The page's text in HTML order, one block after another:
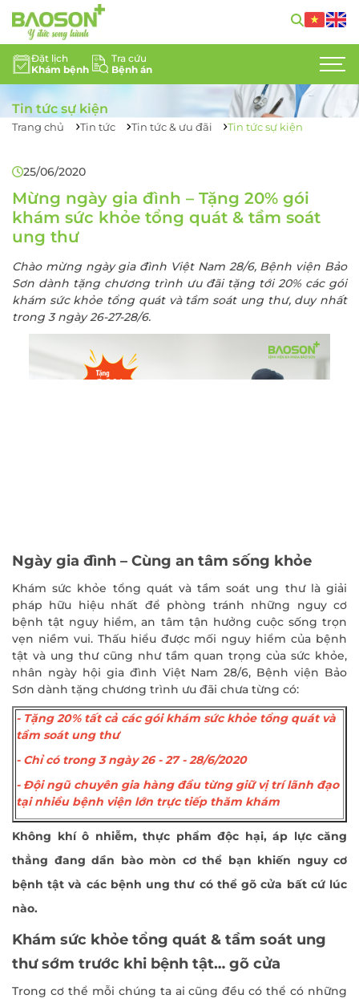
Đặt lịch
Khám bệnh
Tra cứu
Bệnh án
GIỚI THIỆU
CHUYÊN KHOA
ĐỘI NGŨ CHUYÊN GIA
TIN TỨC
HỖ TRỢ KHÁCH HÀNG
LIÊN HỆ
Tin tức sự kiện
Trang chủ Tin tức Tin tức & ưu đãi Tin tức sự kiện
25/06/2020
Mừng ngày gia đình – Tặng 20% gói
khám sức khỏe tổng quát & tầm soát
ung thư
Chào mừng ngày gia đình Việt Nam 28/6, Bệnh viện Bảo
Sơn dành tặng chương trình ưu đãi tặng tới 20% các gói
khám sức khỏe tổng quát và tầm soát ung thư, duy nhất
trong 3 ngày 26-27-28/6.
Ngày gia đình – Cùng an tâm sống khỏe
Khám sức khỏe tổng quát và tầm soát ung thư là giải
pháp hữu hiệu nhất để phòng tránh những nguy cơ
bệnh tật nguy hiểm, an tâm tận hưởng cuộc sống trọn
vẹn niềm vui. Thấu hiểu được mối nguy hiểm của bệnh
tật và ung thư cũng như tầm quan trọng của sức khỏe,
nhân ngày hội gia đình Việt Nam 28/6, Bệnh viện Bảo
Sơn dành tặng chương trình ưu đãi chưa từng có:
- Tặng 20% tất cả các gói khám sức khỏe tổng quát và
tầm soát ung thư
- Chỉ có trong 3 ngày 26 - 27 - 28/6/2020
- Đội ngũ chuyên gia hàng đầu từng giữ vị trí lãnh đạo
tại nhiều bệnh viện lớn trực tiếp thăm khám
Không khí ô nhiễm, thực phẩm độc hại, áp lực căng
thẳng đang dần bào mòn cơ thể bạn khiến nguy cơ
bệnh tật và các bệnh ung thư có thể gõ cửa bất cứ lúc
nào.
Khám sức khỏe tổng quát & tầm soát ung
thư sớm trước khi bệnh tật… gõ cửa
Trong cơ thể mỗi chúng ta ai cũng đều có thể có những